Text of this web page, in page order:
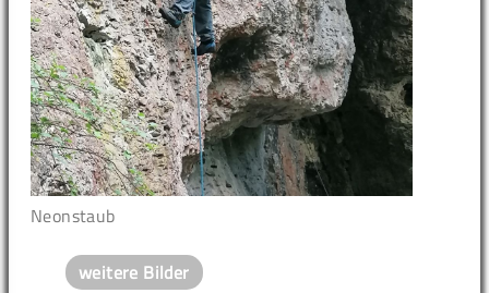
Neonstaub
weitere Bilder